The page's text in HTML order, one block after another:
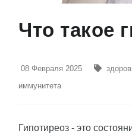
Что такое
08 Февраля 2025
иммунитета
Гипотиреоз - это